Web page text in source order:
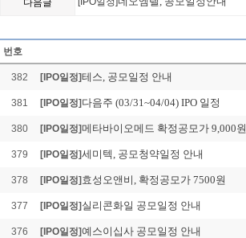
다음글
번호
382 [IPO일정]테스, 공모일정 안내
381 [IPO일정] 다음주 (03/31~04/04) IPO 일정
380 [IPO일정]메타바이오메드 확정공모가 9,000원
379 [IPO일정]세미텍, 공모청약일정 안내
378 [IPO일정] 효성오앤비, 확정공모가 7500원
377 [IPO일정] 실리콘화일 공모일정 안내
376 [IPO일정]예스이십사 공모일정 안내